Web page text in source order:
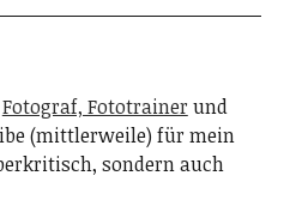
Fotograf, Fototrainer und
(mittlerweile) für mein
sondern auch